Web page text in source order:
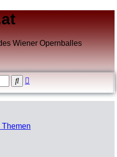
Wiener Opernballes
Suche
Themen